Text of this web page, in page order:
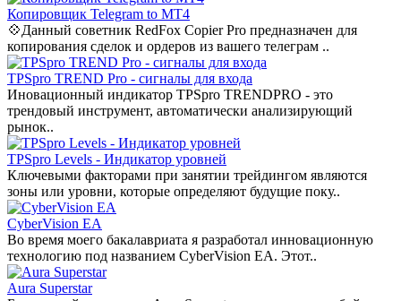
Копировщик Telegram to MT4
💠Данный советник RedFox Copier Pro предназначен для
копирования сделок и ордеров из вашего телеграм ..
TPSpro TREND Pro - сигналы для входа
Иновационный индикатор TPSpro TRENDPRO - это
трендовый инструмент, автоматически анализирующий
рынок..
TPSpro Levels - Индикатор уровней
Ключевыми факторами при занятии трейдингом являются
зоны или уровни, которые определяют будущие поку..
CyberVision EA
Во время моего бакалавриата я разработал инновационную
технологию под названием CyberVision EA. Этот..
Aura Superstar